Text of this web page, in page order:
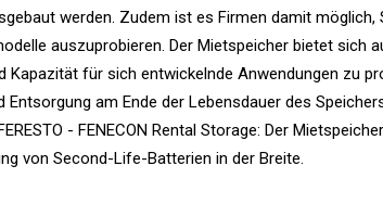
werden. Zudem ist es Firmen damit
auszuprobieren. Der Mietspeicher bietet sich
Kapazität für sich entwickelnde Anwendungen zu
Entsorgung am Ende der Lebensdauer des
- FENECON Rental Storage: Der
von Second-Life-Batterien in der Breite.